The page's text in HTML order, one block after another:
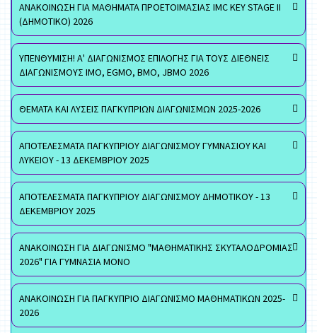
ΑΝΑΚΟΙΝΩΣΗ ΓΙΑ ΜΑΘΗΜΑΤΑ ΠΡΟΕΤΟΙΜΑΣΙΑΣ IMC KEY STAGE II
(ΔΗΜΟΤΙΚΟ) 2026
ΥΠΕΝΘΥΜΙΣΗ! Α' ΔΙΑΓΩΝΙΣΜΟΣ ΕΠΙΛΟΓΗΣ ΓΙΑ ΤΟΥΣ ΔΙΕΘΝΕΙΣ
ΔΙΑΓΩΝΙΣΜΟΥΣ ΙΜΟ, EGMO, ΒΜΟ, JBMO 2026
ΘΕΜΑΤΑ ΚΑΙ ΛΥΣΕΙΣ ΠΑΓΚΥΠΡΙΩΝ ΔΙΑΓΩΝΙΣΜΩΝ 2025-2026
ΑΠΟΤΕΛΕΣΜΑΤΑ ΠΑΓΚΥΠΡΙΟΥ ΔΙΑΓΩΝΙΣΜΟΥ ΓΥΜΝΑΣΙΟΥ ΚΑΙ
ΛΥΚΕΙΟΥ - 13 ΔΕΚΕΜΒΡΙΟΥ 2025
ΑΠΟΤΕΛΕΣΜΑΤΑ ΠΑΓΚΥΠΡΙΟΥ ΔΙΑΓΩΝΙΣΜΟΥ ΔΗΜΟΤΙΚΟΥ - 13
ΔΕΚΕΜΒΡΙΟΥ 2025
ΑΝΑΚΟΙΝΩΣΗ ΓΙΑ ΔΙΑΓΩΝΙΣΜΟ "ΜΑΘΗΜΑΤΙΚΗΣ ΣΚΥΤΑΛΟΔΡΟΜΙΑΣ
2026" ΓΙΑ ΓΥΜΝΑΣΙΑ ΜΟΝΟ
ΑΝΑΚΟΙΝΩΣΗ ΓΙΑ ΠΑΓΚΥΠΡΙΟ ΔΙΑΓΩΝΙΣΜΟ ΜΑΘΗΜΑΤΙΚΩΝ 2025-
2026